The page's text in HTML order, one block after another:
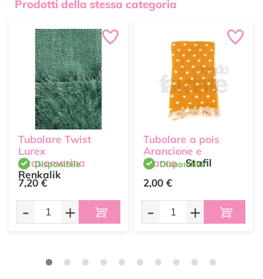
Prodotti della stessa categoria
Tubolare Twist
Lurex
Acquamarina
Renkalik
Disponibile
7,20 €
- +
Tubolare a pois
Arancione e
Bianco Stafil
Disponibile
2,00 €
- +